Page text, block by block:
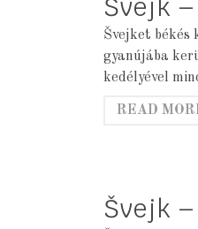
Švejk
Švejket békés
gyanújába
kedélyével
READ
Švejk